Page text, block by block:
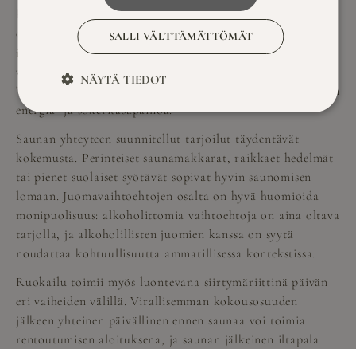
huomioiden sekä päivän aikataulu että ruokailun vaikutus
osallistujien vireystilaan. Raskas lounas voi väsyttää
iltapäivän työskentelyä varten, joten kevyemmät
vaihtoehdot toimivat usein paremmin keskellä päivää.
Taukojen kahvitarjoilut voi puolestaan rakentaa tukemaan
energia- ja sokeritasapainoa.
Saunan yhteyteen suunnitellut tarjoilut täydentävät
kokemusta. Perinteiset saunamakkarat, raikkaet hedelmät
tai pienet suolaiset syötävät sopivat hyvin saunomisen
lomaan. Juomavaihtoehtojen osalta on hyvä huomioida
monipuolisuus: alkoholittomia vaihtoehtoja on aina oltava
tarjolla, ja alkoholillisten juomien kanssa on syytä
noudattaa kohtuullisuutta ammatillisessa kontekstissa.
Ruokailu toimii myös luontevana siirtymäriittinä päivän
eri vaiheiden välillä. Virallisemman kokousosuuden
jälkeen yhteinen päivällinen ennen saunaa voi toimia
rentoutumisen aloituksena, ja saunan jälkeinen iltapala
SALLI VÄLTTÄMÄTTÖMÄT
NÄYTÄ TIEDOT